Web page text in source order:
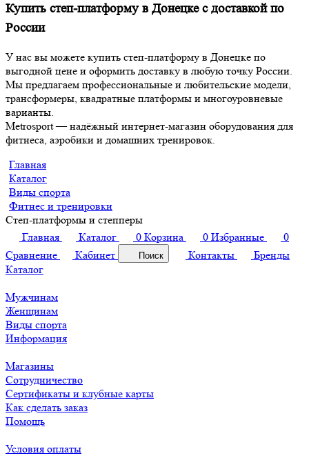
Купить степ-платформу в Донецке с доставкой по
России
У нас вы можете купить степ-платформу в Донецке по
выгодной цене и оформить доставку в любую точку России.
Мы предлагаем профессиональные и любительские модели,
трансформеры, квадратные платформы и многоуровневые
варианты.
Metrosport — надёжный интернет-магазин оборудования для
фитнеса, аэробики и домашних тренировок.
Главная
Каталог
Виды спорта
Фитнес и тренировки
Степ-платформы и степперы
Главная
Каталог 0 Корзина 0 Избранные
0
Сравнение
Кабинет Поиск Контакты
Бренды
Каталог
Мужчинам
Женщинам
Виды спорта
Информация
Магазины
Сотрудничество
Сертификаты и клубные карты
Как сделать заказ
Помощь
Условия оплаты